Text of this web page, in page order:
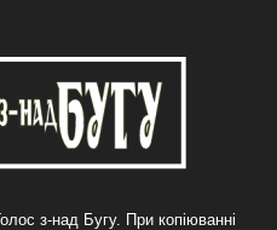
з-над Бугу. При копіюванні